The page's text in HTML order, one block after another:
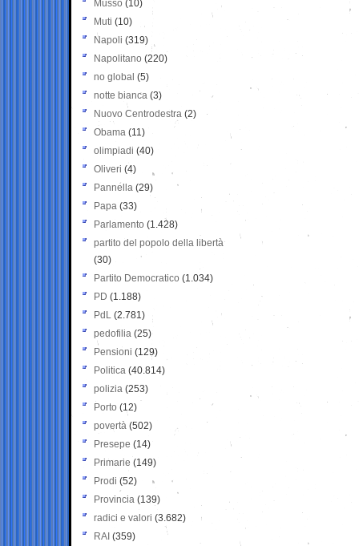
Musso (10)
Muti (10)
Napoli (319)
Napolitano (220)
no global (5)
notte bianca (3)
Nuovo Centrodestra (2)
Obama (11)
olimpiadi (40)
Oliveri (4)
Pannella (29)
Papa (33)
Parlamento (1.428)
partito del popolo della libertà
(30)
Partito Democratico (1.034)
PD (1.188)
PdL (2.781)
pedofilia (25)
Pensioni (129)
Politica (40.814)
polizia (253)
Porto (12)
povertà (502)
Presepe (14)
Primarie (149)
Prodi (52)
Provincia (139)
radici e valori (3.682)
RAI (359)